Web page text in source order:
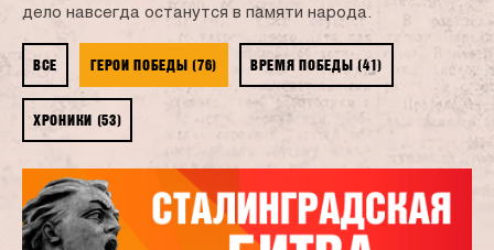
дело навсегда останутся в памяти народа.
ВСЕ ГЕРОИ ПОБЕДЫ (76) ВРЕМЯ ПОБЕДЫ (41)
ХРОНИКИ (53)